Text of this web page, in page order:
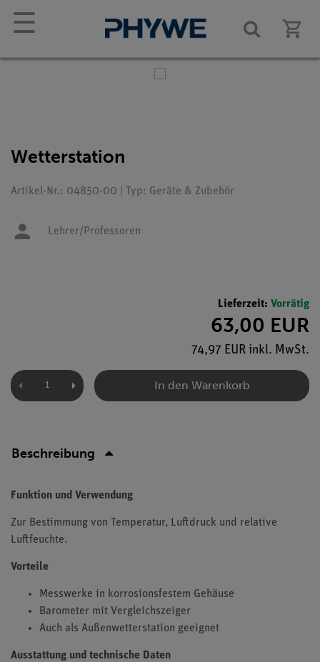
☰
Wetterstation
Artikel-Nr.: 04850-00 | Typ: Geräte & Zubehör
Lehrer/Professoren
Lieferzeit: Vorrätig
63,00 EUR
74,97 EUR inkl. MwSt.
In den Warenkorb
Beschreibung
Funktion und Verwendung
Zur Bestimmung von Temperatur, Luftdruck und relative
Luftfeuchte.
Vorteile
Messwerke in korrosionsfestem Gehäuse
Barometer mit Vergleichszeiger
Auch als Außenwetterstation geeignet
Ausstattung und technische Daten